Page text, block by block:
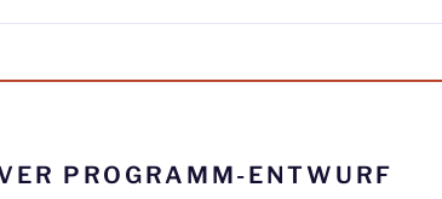
PROGRAMM-ENTWURF